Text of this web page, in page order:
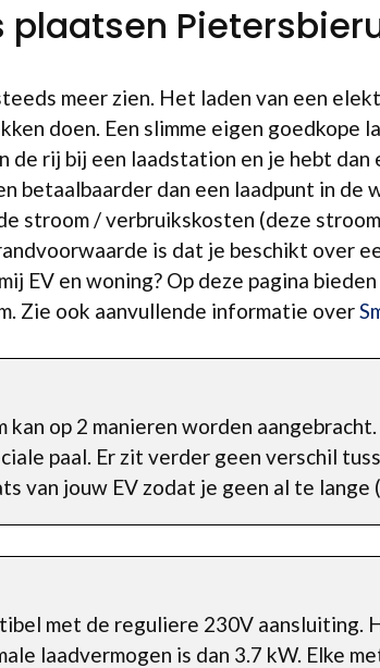
meer zien. Het laden van een
doen. Een slimme eigen goedkope
rij bij een laadstation en je hebt dan
betaalbaarder dan een laadpunt in de
stroom / verbruikskosten (deze
is dat je beschikt over
EV en woning? Op deze pagina
Zie ook aanvullende informatie over
op 2 manieren worden
paal. Er zit verder geen verschil
van jouw EV zodat je geen al te lange
met de reguliere 230V aansluiting.
laadvermogen is dan 3.7 kW. Elke